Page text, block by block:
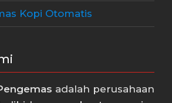
Kopi Otomatis
adalah perusahaan